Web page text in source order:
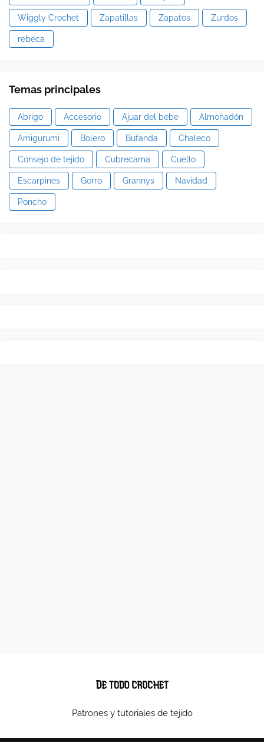
Wiggly Crochet Zapatillas Zapatos Zurdos
rebeca
Temas principales
Abrigo Accesorio Ajuar del bebe Almohadón
Amigurumi Bolero Bufanda Chaleco
Consejo de tejido Cubrecama Cuello
Escarpines Gorro Grannys Navidad
Poncho
Patrones y tutoriales de tejido